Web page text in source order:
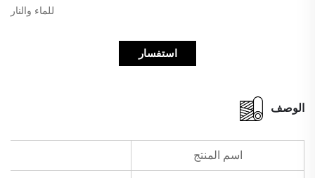
للماء والنار
استفسار
الوصف
اسم المنتج